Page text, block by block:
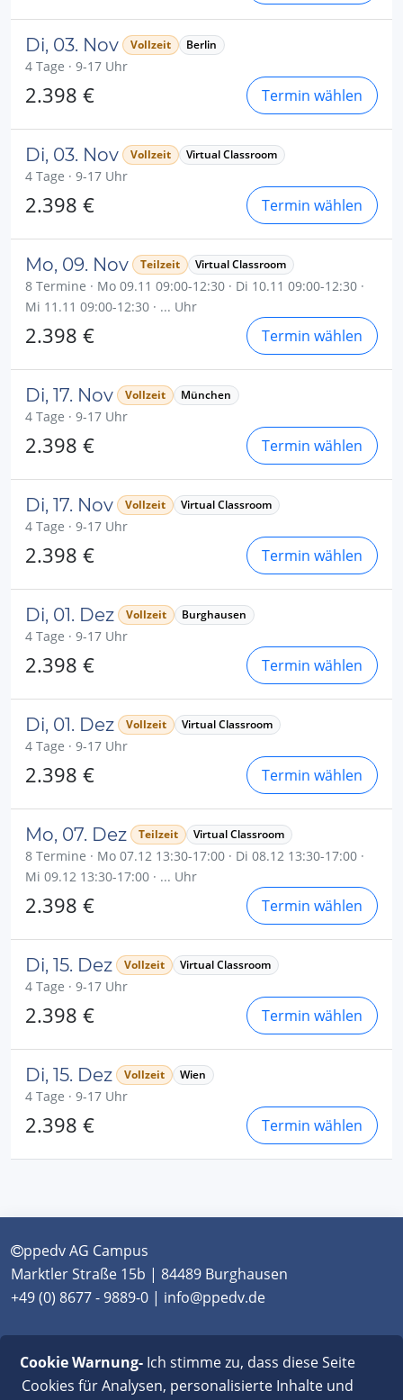
Di, 03. Nov Vollzeit Berlin
4 Tage · 9-17 Uhr
2.398 € Termin wählen
Di, 03. Nov Vollzeit Virtual Classroom
4 Tage · 9-17 Uhr
2.398 € Termin wählen
Mo, 09. Nov Teilzeit Virtual Classroom
8 Termine · Mo 09.11 09:00-12:30 · Di 10.11 09:00-12:30 ·
Mi 11.11 09:00-12:30 · ... Uhr
2.398 € Termin wählen
Di, 17. Nov Vollzeit München
4 Tage · 9-17 Uhr
2.398 € Termin wählen
Di, 17. Nov Vollzeit Virtual Classroom
4 Tage · 9-17 Uhr
2.398 € Termin wählen
Di, 01. Dez Vollzeit Burghausen
4 Tage · 9-17 Uhr
2.398 € Termin wählen
Di, 01. Dez Vollzeit Virtual Classroom
4 Tage · 9-17 Uhr
2.398 € Termin wählen
Mo, 07. Dez Teilzeit Virtual Classroom
8 Termine · Mo 07.12 13:30-17:00 · Di 08.12 13:30-17:00 ·
Mi 09.12 13:30-17:00 · ... Uhr
2.398 € Termin wählen
Di, 15. Dez Vollzeit Virtual Classroom
4 Tage · 9-17 Uhr
2.398 € Termin wählen
Di, 15. Dez Vollzeit Wien
4 Tage · 9-17 Uhr
2.398 € Termin wählen
ppedv AG Campus
Marktler Straße 15b | 84489 Burghausen
+49 (0) 8677 - 9889-0 | info@ppedv.de
Classroom
Cookie Warnung-Ich stimme zu, dass diese Seite
Cookies für Analysen, personalisierte Inhalte und